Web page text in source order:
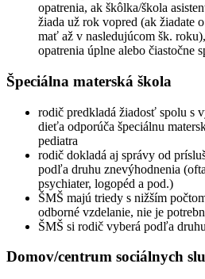
opatrenia, ak škôlka/škola
žiada už rok vopred (ak žiadate
mať až v nasledujúcom šk.
opatrenia úplne alebo čiastočne
Špeciálna materská škola
rodič predkladá žiadosť spolu s
dieťa odporúča špeciálnu
pediatra
rodič dokladá aj správy od
podľa druhu znevýhodnenia
psychiater, logopéd a pod.)
ŠMŠ majú triedy s nižším
odborné vzdelanie, nie je
ŠMŠ si rodič vyberá podľa
Domov/centrum sociálnych